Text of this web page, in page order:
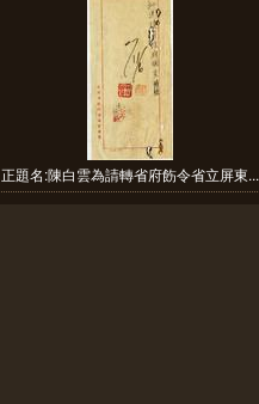
正題名:陳白雲為請轉省府飭令省立屏東...